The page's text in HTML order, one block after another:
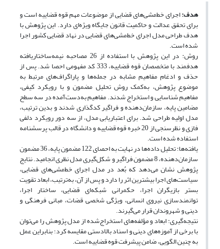
هدف:اجرای خط‌مشی‌های قضایی از موضوعات مهم قوه قضاییه است و
برای تحقق عدالت و حاکمیت قانون جایگاه ویژه‌ای دارد. این پژوهش با
هدف طراحی مدل اجرای خط‌مشی‌های قضایی در نهاد قضایی کشور اجرا
شده است.
روش: در این پژوهش با استفاده از 26 مصاحبه نیمه‌ساختاریافته
هدفمند با متخصصان قوه قضاییه، 333 کد مفهومی احصا شد. پس از
حذف و ادغام مفاهیم مشابه در جمله‌ها و پاراگراف‌های مرتبط به
موضوع پژوهش، به‌کمک روش تحلیل مضمون و با رویکرد کیفی،
مفاهیم شناسایی و استخراج شدند. مفاهیم به‌دست‌آمده در سه سطح
مضامین پایه، سازمان‌دهنده و فراگیر کدگذاری شدند و بدین ترتیب،
مدل اولیه طراحی شد. برای اعتباریابی مدل، از سه دور رویکرد دلفی
فازی و نظرسنجی از 20 خبره قوه قضاییه و دانشگاه در قالب پرسش‏نامه
استفاده شده است.
یافته‌ها: تحلیل داده‌ها در نهایت به احصای 122 مضمون پایه، 36 مضمون
سازمان‌دهنده، 8 مضمون فراگیر و شکل‌گیری مدل نظری انجامید. نتایج
پژوهش نشان می‌دهد که بُعد در مدل اجرای خط‌مشی‌های قضایی،
سیاست‌های اجرا بیشترین اثر را دارد و پس از آن، به‌ترتیب، ابعاد تقویت
بستر بازیگران اجرا، حکمرانی شبکه‌ای قضایی، ساختار اجرا،
توانمندسازی نیروی انسانی، ویژگی شخصی قضات، مبانی فرهنگی و
دینی و شهروندان قرار می‌گیرند.
نتیجه‌گیری: ابعاد و مؤلفه‌های استخراج‌شده از مدل پژوهش را می‌توان
با برخی از آموزه‌های دینی و اسناد بالادستی مقایسه کرد؛ بنابراین عمل
به چنین الگویی، ضامن پیشرفت قوه قضاییه است.